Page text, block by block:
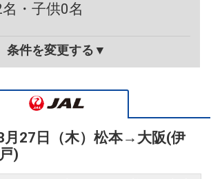
・子供0名
条件を変更する▼
27日（木） 松本→ 大阪(伊
)